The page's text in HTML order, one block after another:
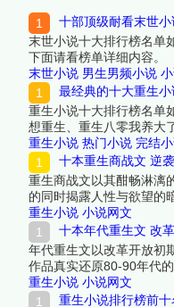
十部顶级耐看末世
末世小说十大排行榜名单
下面请看榜单详细内容。
末世小说 男生男频小说
最经典的十大重生
重生小说十大排行榜名单
想重生、重生八零我养大
重生小说 热门小说 完结
十本重生商战文 逆
重生商战文以其酣畅淋漓
的同时揭露人性与欲望的
单吧！
重生小说 小说网文
十本年代重生文 改
年代重生文以改革开放初
作品真实还原80-90年代
榜编辑一起来看看详细名
重生小说 小说网文
重生小说排行榜前